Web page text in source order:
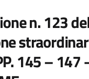
n. 123
145 –